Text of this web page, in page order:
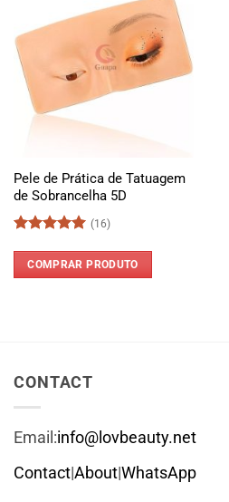
Pele de Prática de Tatuagem
de Sobrancelha 5D
de 5
(16)
COMPRAR PRODUTO
CONTACT
Email:info@lovbeauty.net
Contact|About|WhatsApp